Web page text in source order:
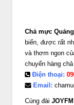
Chả mực
biển, được rất
và thơm ngon
chuyển hàng
Điện thoại:
Email:
Cùng đài JOYFM